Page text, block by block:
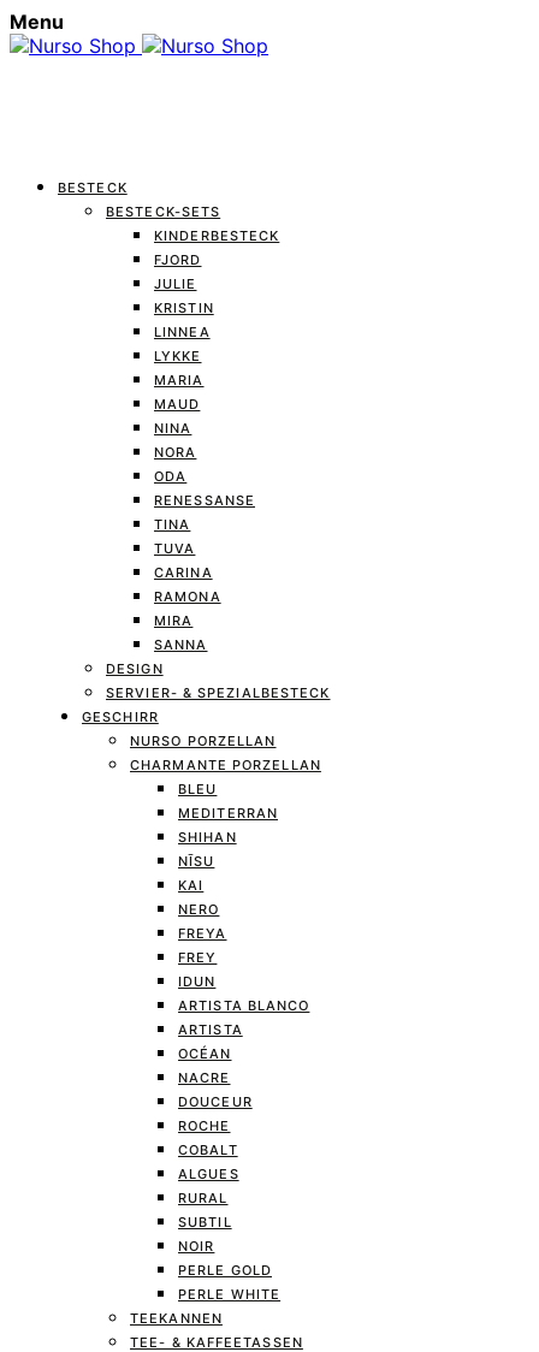
Menu
BESTECK
BESTECK-SETS
KINDERBESTECK
FJORD
JULIE
KRISTIN
LINNEA
LYKKE
MARIA
MAUD
NINA
NORA
ODA
RENESSANSE
TINA
TUVA
CARINA
RAMONA
MIRA
SANNA
DESIGN
SERVIER- & SPEZIALBESTECK
GESCHIRR
NURSO PORZELLAN
CHARMANTE PORZELLAN
BLEU
MEDITERRAN
SHIHAN
NĪSU
KAI
NERO
FREYA
FREY
IDUN
ARTISTA BLANCO
ARTISTA
OCÉAN
NACRE
DOUCEUR
ROCHE
COBALT
ALGUES
RURAL
SUBTIL
NOIR
PERLE GOLD
PERLE WHITE
TEEKANNEN
TEE- & KAFFEETASSEN